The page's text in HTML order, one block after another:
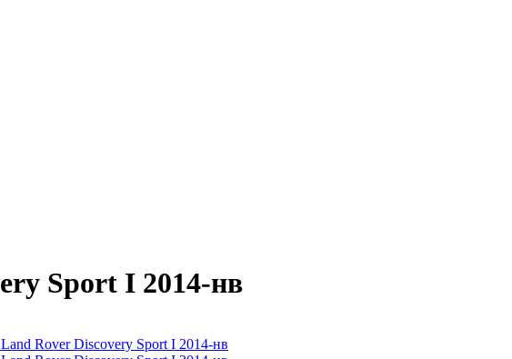
Sport I 2014-нв